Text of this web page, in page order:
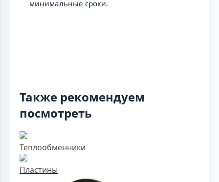
минимальные сроки.
Также рекомендуем
посмотреть
Теплообменники
Пластины